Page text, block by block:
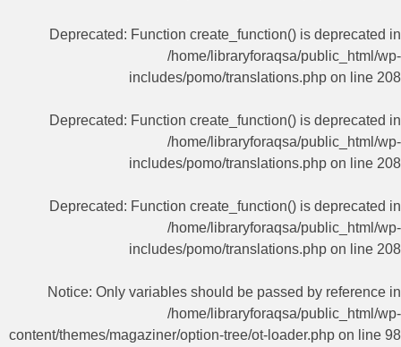
Deprecated: Function create_function() is deprecated in
/home/libraryforaqsa/public_html/wp-
includes/pomo/translations.php on line 208
Deprecated: Function create_function() is deprecated in
/home/libraryforaqsa/public_html/wp-
includes/pomo/translations.php on line 208
Deprecated: Function create_function() is deprecated in
/home/libraryforaqsa/public_html/wp-
includes/pomo/translations.php on line 208
Notice: Only variables should be passed by reference in
/home/libraryforaqsa/public_html/wp-
content/themes/magaziner/option-tree/ot-loader.php on line 98